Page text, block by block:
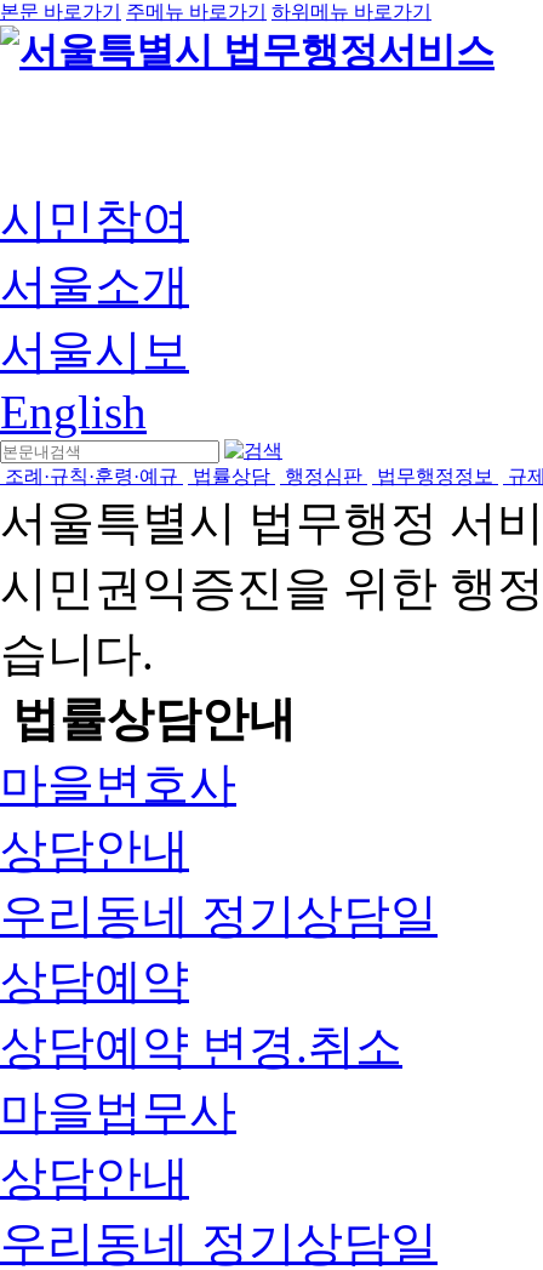
본문 바로가기 주메뉴 바로가기 하위메뉴 바로가기
시민참여
서울소개
서울시보
English
조례·규칙·훈령·예규 법률상담 행정심판 법무행정정보 규
서울특별시 법무행정 서
시민권익증진을 위한 행
습니다.
법률상담안내
마을변호사
상담안내
우리동네 정기상담일
상담예약
상담예약 변경.취소
마을법무사
상담안내
우리동네 정기상담일